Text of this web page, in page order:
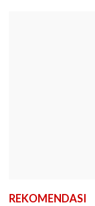
REKOMENDASI